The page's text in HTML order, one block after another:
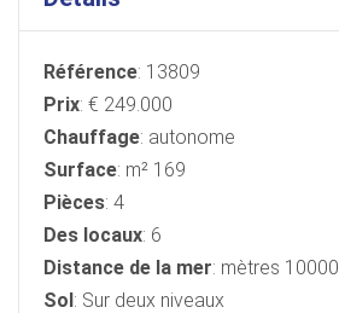
Référence: 13809
Prix: € 249.000
Chauffage: autonome
Surface: m² 169
Pièces: 4
Des locaux: 6
Distance de la mer: mètres 10000
Sol: Sur deux niveaux